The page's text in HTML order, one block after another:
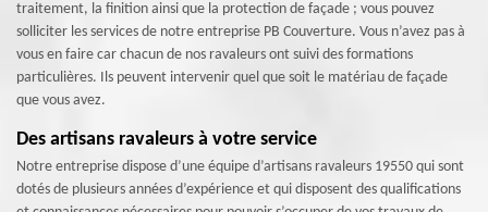
traitement, la finition ainsi que la protection de façade ; vous pouvez
solliciter les services de notre entreprise PB Couverture. Vous n’avez pas à
vous en faire car chacun de nos ravaleurs ont suivi des formations
particulières. Ils peuvent intervenir quel que soit le matériau de façade
que vous avez.
Des artisans ravaleurs à votre service
Notre entreprise dispose d’une équipe d’artisans ravaleurs 19550 qui sont
dotés de plusieurs années d’expérience et qui disposent des qualifications